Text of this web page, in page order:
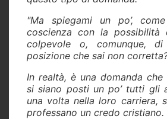
"Ma spiegami un po’,
coscienza con la possibilità
colpevole o, comunque, di
posizione che sai non
In realtà, è una domanda
si siano posti un po’ tutti gli
una volta nella loro carriera,
professano un credo cristiano.